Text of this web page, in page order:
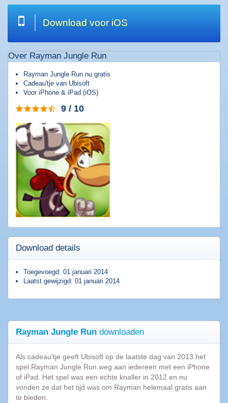
zoekt
20
downloads
Software
downloaden
Games
downloaden
downloaden
Films
downloaden
Apps
downloaden
Populaire
software
Beveiligings
Filesharing
software
software
comprimeren
Computer
onderhoud
Alle
software
categorieën
Download voor iOS
Over Rayman Jungle Run
Rayman Jungle Run nu gratis
Cadeau'tje van Ubisoft
Voor iPhone & iPad (iOS)
9 / 10
Download details
Toegevoegd: 01 januari 2014
Laatst gewijzigd: 01 januari 2014
Rayman Jungle Run downloaden
Als cadeau'tje geeft Ubisoft op de laatste dag van 2013 het
spel Rayman Jungle Run weg aan iedereen met een iPhone
of iPad. Het spel was een echte knaller in 2012 en nu
vonden ze dat het tijd was om Rayman helemaal gratis aan
te bieden.